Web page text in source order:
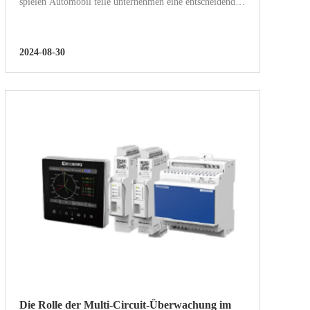
2024-08-30
Die Rolle der Multi-Circuit-Überwachung im